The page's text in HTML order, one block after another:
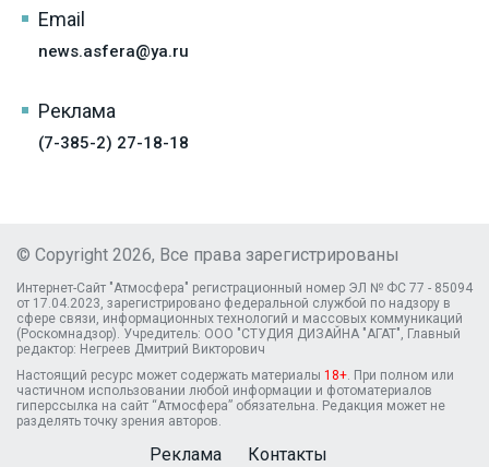
Email
news.asfera@ya.ru
Реклама
(7-385-2) 27-18-18
© Copyright 2026, Все права зарегистрированы
Интернет-Сайт "Атмосфера" регистрационный номер ЭЛ № ФС 77 - 85094
от 17.04.2023, зарегистрировано федеральной службой по надзору в
сфере связи, информационных технологий и массовых коммуникаций
(Роскомнадзор). Учредитель: ООО "СТУДИЯ ДИЗАЙНА "АГАТ", Главный
редактор: Негреев Дмитрий Викторович
Настоящий ресурс может содержать материалы 18+ . При полном или
частичном использовании любой информации и фотоматериалов
гиперссылка на сайт “Атмосфера” обязательна. Редакция может не
разделять точку зрения авторов.
Реклама Контакты